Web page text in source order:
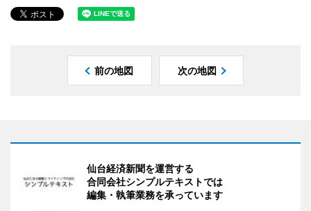
前の地図 次の地図
仙台経済新聞を運営する
合同会社シンプルテキストでは
編集・執筆業務を承っています